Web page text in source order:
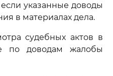
указанные доводы
в материалах дела.
судебных актов в
по доводам жалобы